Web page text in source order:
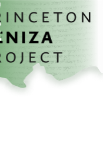
تخطي إلى المحتوى الرئيسي
الصفحة الرئيسية